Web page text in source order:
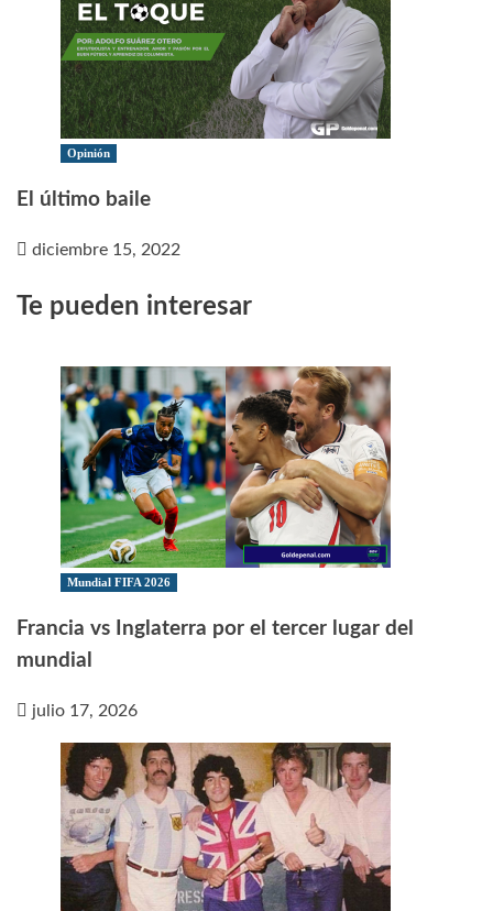
Opinión
El último baile
diciembre 15, 2022
Te pueden interesar
Mundial FIFA 2026
Francia vs Inglaterra por el tercer lugar del
mundial
julio 17, 2026